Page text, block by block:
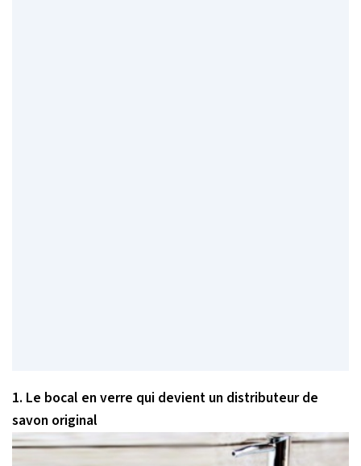
1. Le bocal en verre qui devient un distributeur de
savon original